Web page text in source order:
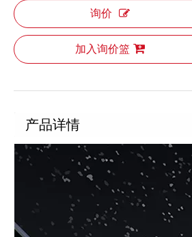
询价
加入询价篮
产品详情